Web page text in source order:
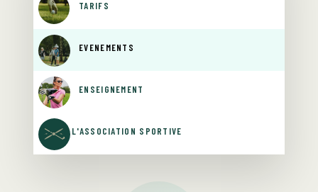
TARIFS
ÉVÈNEMENTS
ENSEIGNEMENT
L'ASSOCIATION SPORTIVE